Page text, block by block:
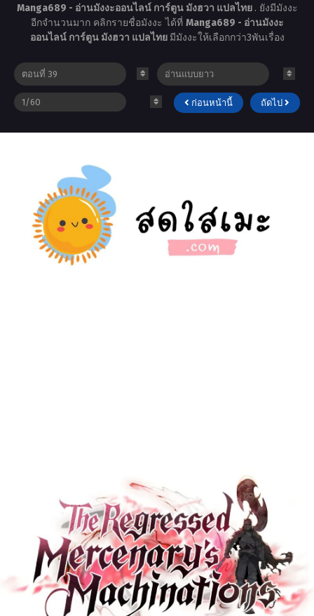
Manga689 - อ่านมังงะออนไลน์ การ์ตูน มังฮวา แปลไทย . ยังมีมังงะ
อีกจำนวนมาก คลิกรายชื่อมังงะ ได้ที่ Manga689 - อ่านมังงะ
ออนไลน์ การ์ตูน มังฮวา แปลไทย มีมังงะให้เลือกกว่า3พันเรื่อง
ก่อนหน้านี้ ถัดไป